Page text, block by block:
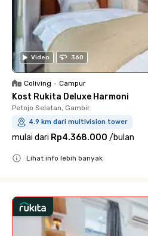
Video 360
Coliving • Campur
Kost Rukita Deluxe Harmoni
Petojo Selatan, Gambir
4.9 km dari multivision tower
mulai dari Rp4.368.000 /bulan
Lihat info lebih banyak